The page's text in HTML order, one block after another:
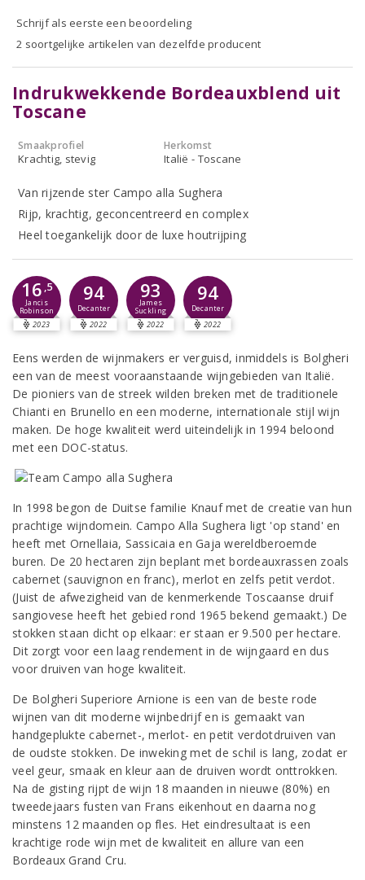
Schrijf als eerste een beoordeling
2 soortgelijke artikelen van dezelfde producent
Indrukwekkende Bordeauxblend uit
Toscane
Smaakprofiel
Krachtig, stevig
Herkomst
Italië - Toscane
Van rijzende ster Campo alla Sughera
Rijp, krachtig, geconcentreerd en complex
Heel toegankelijk door de luxe houtrijping
16 ,5
Jancis
Robinson
2023
94
Decanter
2022
93
James
Suckling
2022
94
Decanter
2022
Eens werden de wijnmakers er verguisd, inmiddels is Bolgheri
een van de meest vooraanstaande wijngebieden van Italië.
De pioniers van de streek wilden breken met de traditionele
Chianti en Brunello en een moderne, internationale stijl wijn
maken. De hoge kwaliteit werd uiteindelijk in 1994 beloond
met een DOC-status.
In 1998 begon de Duitse familie Knauf met de creatie van hun
prachtige wijndomein. Campo Alla Sughera ligt 'op stand' en
heeft met Ornellaia, Sassicaia en Gaja wereldberoemde
buren. De 20 hectaren zijn beplant met bordeauxrassen zoals
cabernet (sauvignon en franc), merlot en zelfs petit verdot.
(Juist de afwezigheid van de kenmerkende Toscaanse druif
sangiovese heeft het gebied rond 1965 bekend gemaakt.) De
stokken staan dicht op elkaar: er staan er 9.500 per hectare.
Dit zorgt voor een laag rendement in de wijngaard en dus
voor druiven van hoge kwaliteit.
De Bolgheri Superiore Arnione is een van de beste rode
wijnen van dit moderne wijnbedrijf en is gemaakt van
handgeplukte cabernet-, merlot- en petit verdotdruiven van
de oudste stokken. De inweking met de schil is lang, zodat er
veel geur, smaak en kleur aan de druiven wordt onttrokken.
Na de gisting rijpt de wijn 18 maanden in nieuwe (80%) en
tweedejaars fusten van Frans eikenhout en daarna nog
minstens 12 maanden op fles. Het eindresultaat is een
krachtige rode wijn met de kwaliteit en allure van een
Bordeaux Grand Cru.